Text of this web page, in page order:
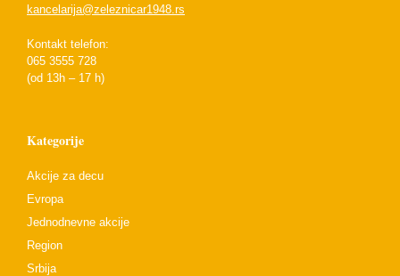
kancelarija@zeleznicar1948.rs
Kontakt telefon:
065 3555 728
(od 13h – 17 h)
Kategorije
Akcije za decu
Evropa
Jednodnevne akcije
Region
Srbija